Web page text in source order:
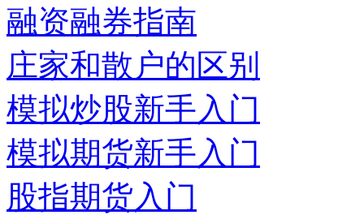
融资融券指南
庄家和散户的区别
模拟炒股新手入门
模拟期货新手入门
股指期货入门